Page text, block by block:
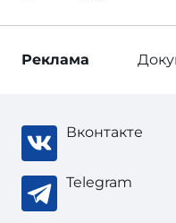
Реклама
Вконтакте
Telegram